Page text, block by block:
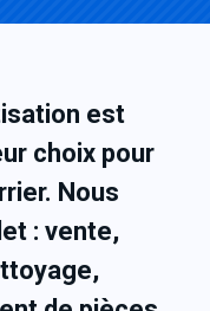
est
choix pour
Nous
: vente,